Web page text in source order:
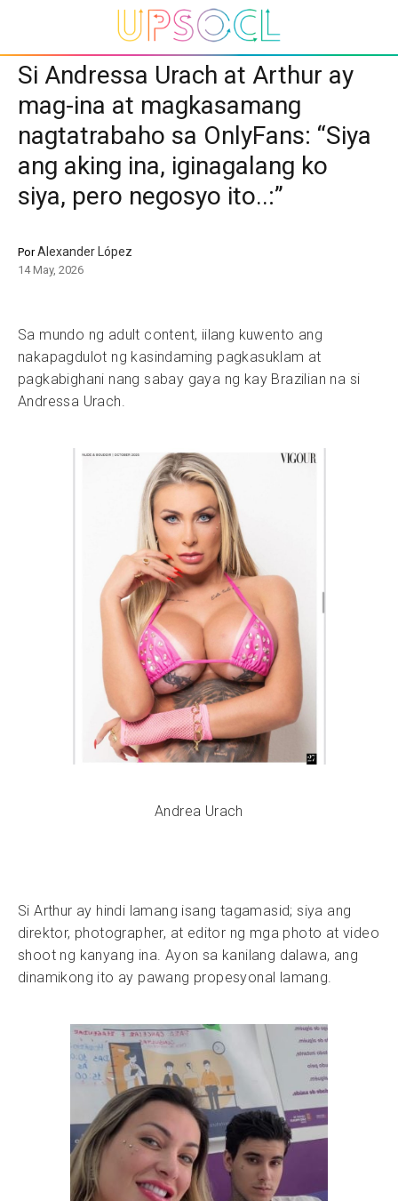
Si Andressa Urach at Arthur ay
mag-ina at magkasamang
nagtatrabaho sa OnlyFans: “Siya
ang aking ina, iginagalang ko
siya, pero negosyo ito..:”
PorAlexander López
14 May, 2026
Sa mundo ng adult content, iilang kuwento ang
nakapagdulot ng kasindaming pagkasuklam at
pagkabighani nang sabay gaya ng kay Brazilian na si
Andressa Urach.
Andrea Urach
Si Arthur ay hindi lamang isang tagamasid; siya ang
direktor, photographer, at editor ng mga photo at video
shoot ng kanyang ina. Ayon sa kanilang dalawa, ang
dinamikong ito ay pawang propesyonal lamang.